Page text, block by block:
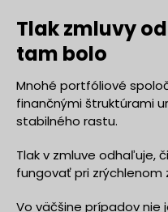
Tlak zmluvy
tam bolo
Mnohé portfóliové
finančnými štruktúrami
stabilného rastu.
Tlak v zmluve odhaľuje,
fungovať pri zrýchlenom
Vo väčšine prípadov nie